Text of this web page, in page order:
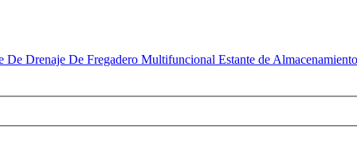
Drenaje De Fregadero Multifuncional Estante de